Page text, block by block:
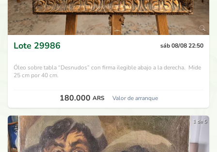
Lote 29986 sáb 08/08 22:50
Óleo sobre tabla “Desnudos” con firma ilegible abajo a la derecha. Mide
25 cm por 40 cm.
180.000 ARS Valor de arranque
1 de 5